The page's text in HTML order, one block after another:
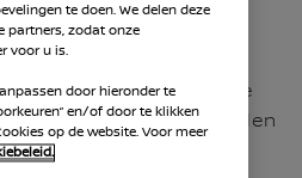
relatief compacte auto
tijdens het rijden in de
Een aantal voordelen
te doen. We delen deze
partners, zodat onze
voor u is.
door hieronder te
en/of door te klikken
op de website. Voor meer